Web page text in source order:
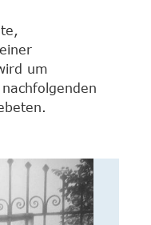
um